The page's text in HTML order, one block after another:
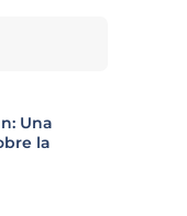
Una
la